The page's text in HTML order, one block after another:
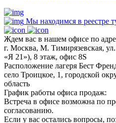
Мы находимся в реестре
Ждем вас в нашем офисе по
г. Москва, М. Тимирязевская,
«Я 21»), 8 этаж, офис 8S
Расположение лагеря Бест
село Троицкое, 1, городской
область
График работы офиса продаж:
Встреча в офисе возможна по
согласованию.
Если у вас остались вопросы,